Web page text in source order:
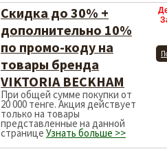
Скидка до 30% +
дополнительно 10%
по промо-коду на
товары бренда
VIKTORIA BECKHAM
При общей сумме покупки от
20 000 тенге. Акция действует
только на товары
представленные на данной
странице Узнать больше >>